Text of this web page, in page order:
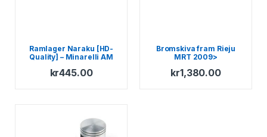
Ramlager Naraku [HD-
Quality] – Minarelli AM
kr445.00
Bromskiva fram Rieju
MRT 2009>
kr1,380.00